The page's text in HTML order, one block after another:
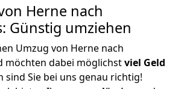
Herne nach
Günstig umziehen
Umzug von Herne nach
möchten dabei möglichstviel Geld
sind Sie bei uns genau richtig!